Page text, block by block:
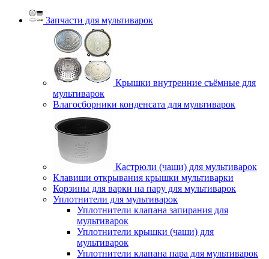
Запчасти для мультиварок
Крышки внутренние съёмные для
мультиварок
Влагосборники конденсата для мультиварок
Кастрюли (чаши) для мультиварок
Клавиши открывания крышки мультиварки
Корзины для варки на пару для мультиварок
Уплотнители для мультиварок
Уплотнители клапана запирания для
мультиварок
Уплотнители крышки (чаши) для
мультиварок
Уплотнители клапана пара для мультиварок